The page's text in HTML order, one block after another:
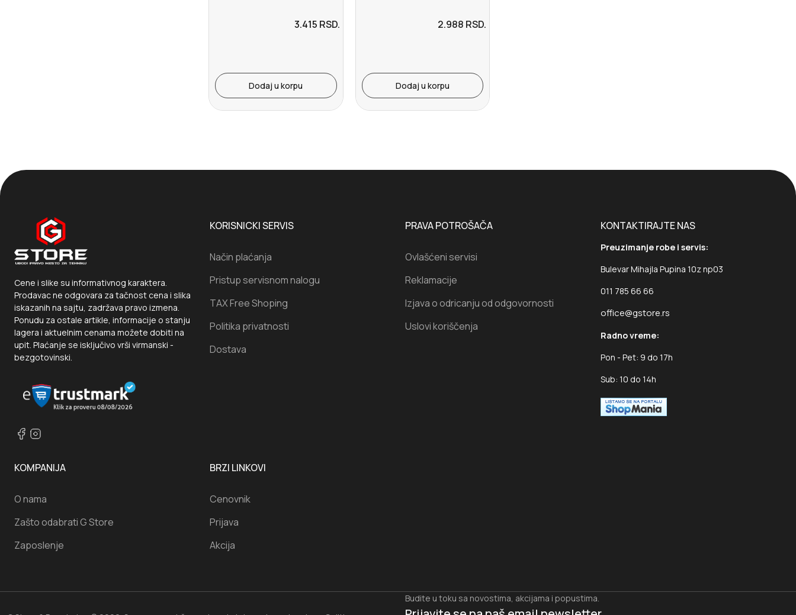
3.415 RSD.
Dodaj u korpu
2.988 RSD.
Dodaj u korpu
Cene i slike su informativnog karaktera.
Prodavac ne odgovara za tačnost cena i slika
iskazanih na sajtu, zadržava pravo izmena.
Ponudu za ostale artikle, informacije o stanju
lagera i aktuelnim cenama možete dobiti na
upit. Plaćanje se isključivo vrši virmanski -
bezgotovinski.
KORISNICKI SERVIS
Način plaćanja
Pristup servisnom nalogu
TAX Free Shoping
Politika privatnosti
Dostava
PRAVA POTROŠAČA
Ovlašćeni servisi
Reklamacije
Izjava o odricanju od odgovornosti
Uslovi koriščenja
KONTAKTIRAJTE NAS
Preuzimanje robe i servis:
Bulevar Mihajla Pupina 10z np03
011 785 66 66
office@gstore.rs
Radno vreme:
Pon - Pet: 9 do 17h
Sub: 10 do 14h
KOMPANIJA
O nama
Zašto odabrati G Store
Zaposlenje
BRZI LINKOVI
Cenovnik
Prijava
Akcija
Budite u toku sa novostima, akcijama i popustima.